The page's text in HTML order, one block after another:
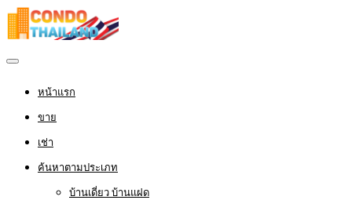
หน้าแรก
ขาย
เช่า
ค้นหาตามประเภท
บ้านเดี่ยว บ้านแฝด